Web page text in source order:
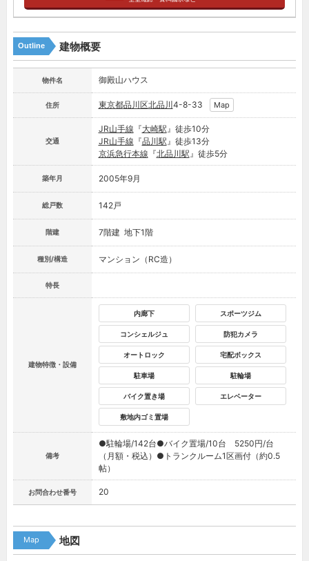
Outline 建物概要
物件名 御殿山ハウス
住所 東京都品川区北品川4-8-33 Map
交通
JR山手線 『大崎駅 』徒歩10分
JR山手線 『品川駅 』徒歩13分
京浜急行本線 『北品川駅 』徒歩5分
築年月 2005年9月
総戸数 142戸
階建 7階建 地下1階
種別/構造 マンション（RC造）
特長
建物特徴・設備
内廊下 スポーツジム
コンシェルジュ 防犯カメラ
オートロック 宅配ボックス
駐車場 駐輪場
バイク置き場 エレベーター
敷地内ゴミ置場
備考
●駐輪場/142台●バイク置場/10台 5250円/台
（月額・税込）●トランクルーム1区画付（約0.5
帖）
お問合わせ番号 20
Map 地図